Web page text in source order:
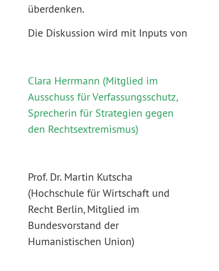
überdenken.
Die Diskussion wird mit Inputs von
Clara Herrmann (Mitglied im
Ausschuss für Verfassungsschutz,
Sprecherin für Strategien gegen
den Rechtsextremismus)
Prof. Dr. Martin Kutscha
(Hochschule für Wirtschaft und
Recht Berlin, Mitglied im
Bundesvorstand der
Humanistischen Union)